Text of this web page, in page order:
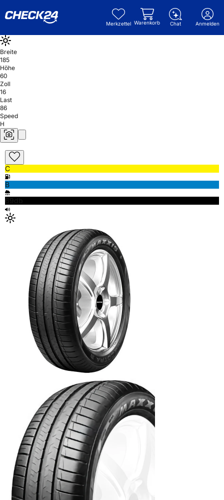
Merkzettel Warenkorb Chat Anmelden
Breite
185
Höhe
60
Zoll
16
Last
86
Speed
H
C
B
69db